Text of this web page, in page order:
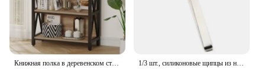
Книжная полка в деревенском стиле с выдвижным ящиком, книжный шкаф из промышленного дерева и металла, небольшая книжная полка и низкий книжный шкаф для небольшого пространства 1/3 шт., силиконовые щипцы из нержавеющей стали